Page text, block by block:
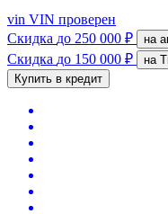
vin VIN проверен
Скидка до 250 000 ₽
Скидка до 150 000 ₽
Купить в кредит